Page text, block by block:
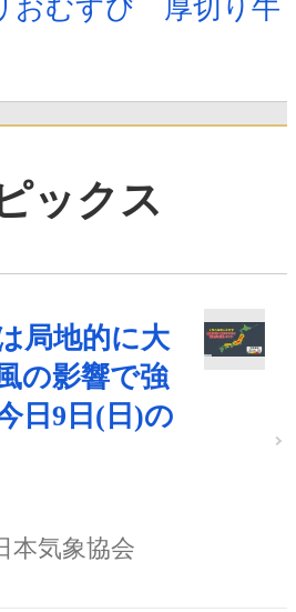
おむすび 厚切り牛
ックス
局地的に大
の影響で強
日9日(日)の
本気象協会